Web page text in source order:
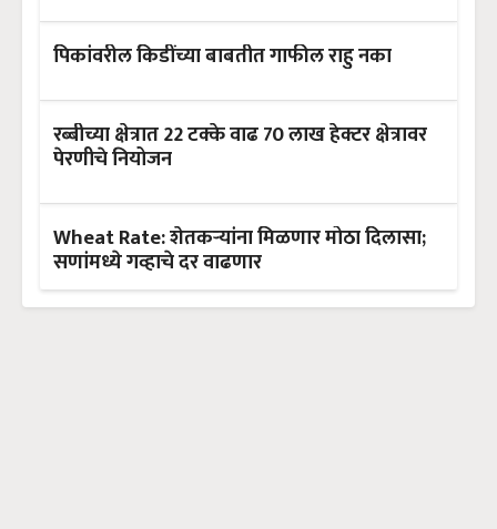
पिकांवरील किडींच्या बाबतीत गाफील राहु नका
रब्बीच्या क्षेत्रात 22 टक्के वाढ 70 लाख हेक्टर क्षेत्रावर
पेरणीचे नियोजन
Wheat Rate: शेतकऱ्यांना मिळणार मोठा दिलासा;
सणांमध्ये गव्हाचे दर वाढणार